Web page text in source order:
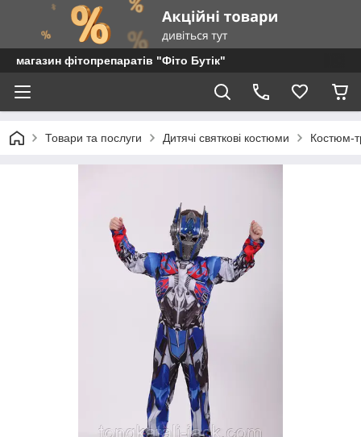
магазин фітопрепаратів "Фіто Бутік"
Товари та послуги Дитячі святкові костюми Костюм-